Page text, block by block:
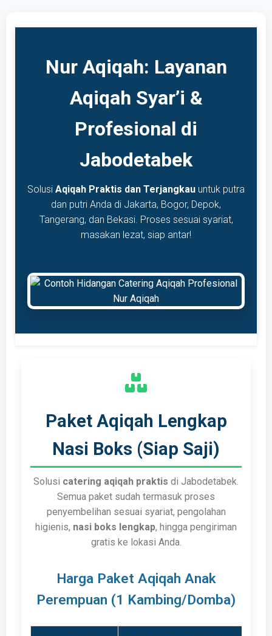
Nur Aqiqah: Layanan
Aqiqah Syar’i &
Profesional di
Jabodetabek
Solusi Aqiqah Praktis dan Terjangkau untuk putra
dan putri Anda di Jakarta, Bogor, Depok,
Tangerang, dan Bekasi. Proses sesuai syariat,
masakan lezat, siap antar!
Paket Aqiqah Lengkap
Nasi Boks (Siap Saji)
Solusi catering aqiqah praktis di Jabodetabek.
Semua paket sudah termasuk proses
penyembelihan sesuai syariat, pengolahan
higienis, nasi boks lengkap, hingga pengiriman
gratis ke lokasi Anda.
Harga Paket Aqiqah Anak
Perempuan (1 Kambing/Domba)